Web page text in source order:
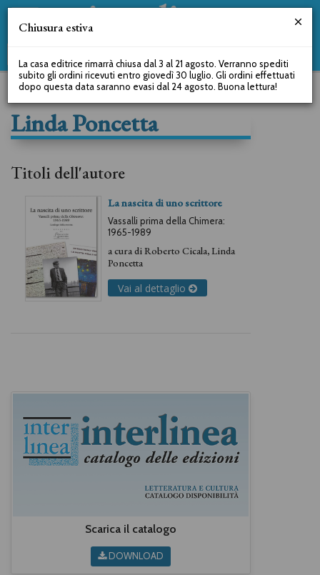
Linda Poncetta
Titoli dell'autore
La nascita di uno scrittore
Vassalli prima della Chimera:
1965-1989
a cura diRoberto Cicala,Linda
Poncetta
Vai al dettaglio
Scarica il catalogo
DOWNLOAD
Chiusura estiva
La casa editrice rimarrà chiusa dal 3 al 21 agosto. Verranno spediti
subito gli ordini ricevuti entro giovedì 30 luglio. Gli ordini effettuati
dopo questa data saranno evasi dal 24 agosto. Buona lettura!